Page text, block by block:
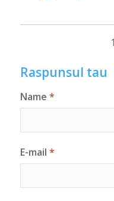
Raspunsul tau
Name *
E-mail *